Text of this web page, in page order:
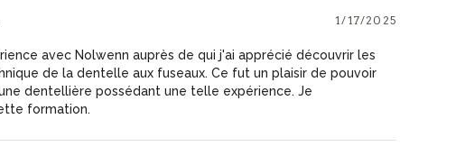
1/17/2025
avec Nolwenn auprès de qui j'ai apprécié découvrir les
de la dentelle aux fuseaux. Ce fut un plaisir de pouvoir
dentellière possédant une telle expérience. Je
formation.